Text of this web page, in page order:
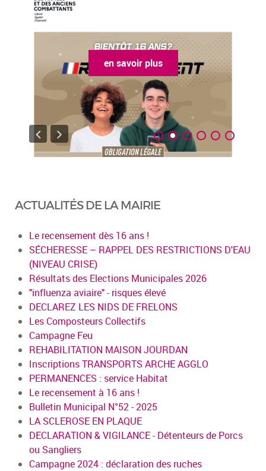
en savoir plus
ACTUALITÉS DE LA MAIRIE
Le recensement dès 16 ans !
SÉCHERESSE – RAPPEL DES RESTRICTIONS D'EAU
(NIVEAU CRISE)
Résultats des Elections Municipales 2026
"influenza aviaire" - risques élevé
DECLAREZ LES NIDS DE FRELONS
Les Composteurs Collectifs
Campagne Feu
REHABILITATION MAISON JOURDAN
Inscriptions TRANSPORTS ARCHE AGGLO
PERMANENCES : service Habitat
Le recensement à 16 ans !
Bulletin Municipal N°52 - 2025
LA SCLEROSE EN PLAQUE
DECLARATION & VIGILANCE - Détenteurs de Porcs
ou Sangliers
Campagne 2024 : déclaration des ruches